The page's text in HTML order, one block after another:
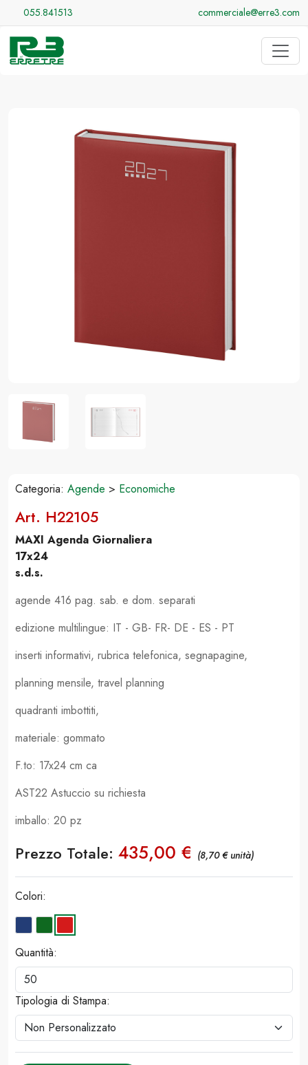
055.841513 commerciale@erre3.com
Categoria: Agende > Economiche
Art. H22105
MAXI Agenda Giornaliera
17x24
s.d.s.
agende 416 pag. sab. e dom. separati
edizione multilingue: IT - GB- FR- DE - ES - PT
inserti informativi, rubrica telefonica, segnapagine,
planning mensile, travel planning
quadranti imbottiti,
materiale: gommato
F.to: 17x24 cm ca
AST22 Astuccio su richiesta
imballo: 20 pz
Prezzo Totale: 435,00 € (8,70 € unità)
Colori:
Quantità:
Tipologia di Stampa: